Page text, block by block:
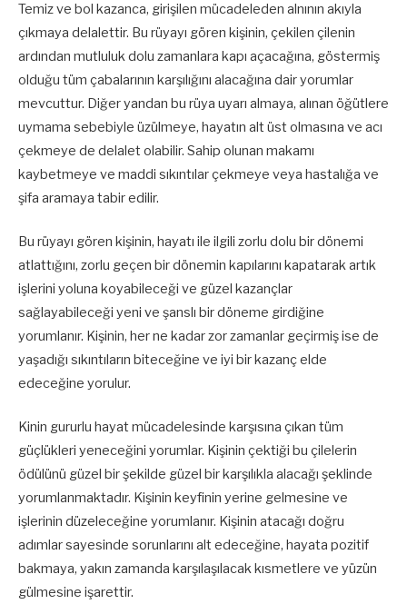
Temiz ve bol kazanca, girişilen mücadeleden alnının akıyla
çıkmaya delalettir. Bu rüyayı gören kişinin, çekilen çilenin
ardından mutluluk dolu zamanlara kapı açacağına, göstermiş
olduğu tüm çabalarının karşılığını alacağına dair yorumlar
mevcuttur. Diğer yandan bu rüya uyarı almaya, alınan öğütlere
uymama sebebiyle üzülmeye, hayatın alt üst olmasına ve acı
çekmeye de delalet olabilir. Sahip olunan makamı
kaybetmeye ve maddi sıkıntılar çekmeye veya hastalığa ve
şifa aramaya tabir edilir.
Bu rüyayı gören kişinin, hayatı ile ilgili zorlu dolu bir dönemi
atlattığını, zorlu geçen bir dönemin kapılarını kapatarak artık
işlerini yoluna koyabileceği ve güzel kazançlar
sağlayabileceği yeni ve şanslı bir döneme girdiğine
yorumlanır. Kişinin, her ne kadar zor zamanlar geçirmiş ise de
yaşadığı sıkıntıların biteceğine ve iyi bir kazanç elde
edeceğine yorulur.
Kinin gururlu hayat mücadelesinde karşısına çıkan tüm
güçlükleri yeneceğini yorumlar. Kişinin çektiği bu çilelerin
ödülünü güzel bir şekilde güzel bir karşılıkla alacağı şeklinde
yorumlanmaktadır. Kişinin keyfinin yerine gelmesine ve
işlerinin düzeleceğine yorumlanır. Kişinin atacağı doğru
adımlar sayesinde sorunlarını alt edeceğine, hayata pozitif
bakmaya, yakın zamanda karşılaşılacak kısmetlere ve yüzün
gülmesine işarettir.